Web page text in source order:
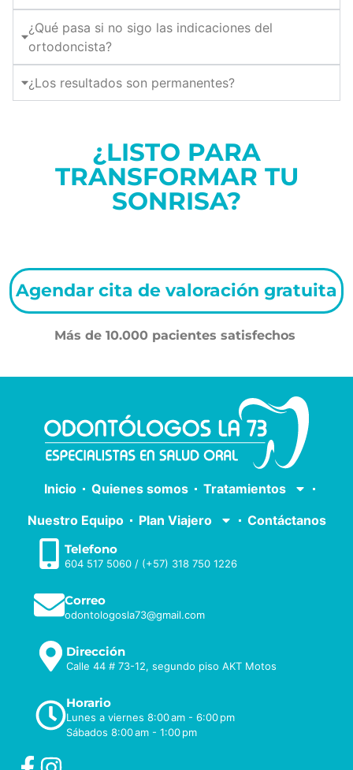
¿Qué pasa si no sigo las indicaciones del
ortodoncista?
¿Los resultados son permanentes?
¿LISTO PARA
TRANSFORMAR TU
SONRISA?
Agendar cita de valoración gratuita
Más de 10.000 pacientes satisfechos
Inicio Quienes somos
Tratamientos
Nuestro Equipo
Plan Viajero Contáctanos
Telefono
604 517 5060/ (+57) 318 750 1226
Correo
odontologosla73@gmail.com
Dirección
Calle 44 # 73-12, segundo piso AKT Motos
Horario
Lunes a viernes 8:00 am - 6:00 pm
Sábados 8:00 am - 1:00 pm